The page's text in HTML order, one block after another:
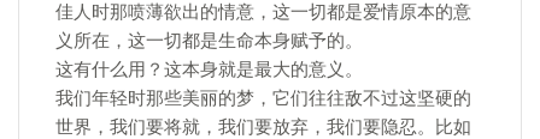
佳人时那喷薄欲出的情意，这一切都是爱情原本的意
义所在，这一切都是生命本身赋予的。
这有什么用？这本身就是最大的意义。
我们年轻时那些美丽的梦，它们往往敌不过这坚硬的
世界，我们要将就，我们要放弃，我们要隐忍。比如